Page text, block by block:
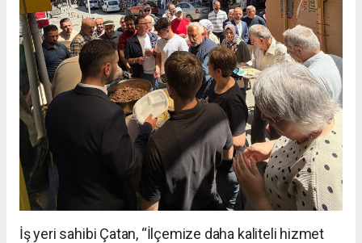
İş yeri sahibi Çatan, “İlçemize daha kaliteli hizmet